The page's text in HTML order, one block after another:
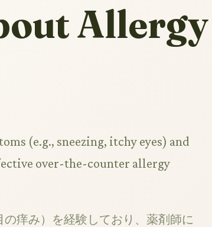
Allergy
(e.g., sneezing, itchy eyes) and
over-the-counter allergy
痒み）を経験しており、薬剤師に